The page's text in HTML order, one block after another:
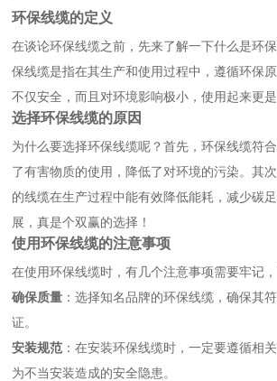
环保线缆的定义
在谈论环保线缆之前，先来了解一下什么是环
保线缆是指在其生产和使用过程中，遵循环保
不仅安全，而且对环境影响极小，使用起来更是
选择环保线缆的原因
为什么要选择环保线缆呢？首先，环保线缆符
了有害物质的使用，降低了对环境的污染。其
的线缆在生产过程中能有效降低能耗，减少碳
展，真是个双赢的选择！
使用环保线缆的注意事项
在使用环保线缆时，有几个注意事项需要牢记
确保质量 ：选择知名品牌的环保线缆，确保其
证。
安装规范 ：在安装环保线缆时，一定要遵循相
为不当安装造成的安全隐患。